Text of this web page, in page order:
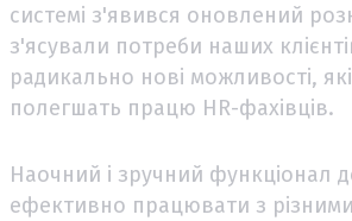
системі з'явився оновлений
з'ясували потреби наших
радикально нові можливості,
полегшать працю HR-фахівців.
Наочний і зручний функціонал
ефективно працювати з